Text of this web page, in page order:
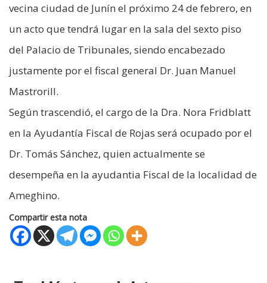
vecina ciudad de Junín el próximo 24 de febrero, en
un acto que tendrá lugar en la sala del sexto piso
del Palacio de Tribunales, siendo encabezado
justamente por el fiscal general Dr. Juan Manuel
Mastrorill.
Según trascendió, el cargo de la Dra. Nora Fridblatt
en la Ayudantía Fiscal de Rojas será ocupado por el
Dr. Tomás Sánchez, quien actualmente se
desempeña en la ayudantia Fiscal de la localidad de
Ameghino.
Compartir esta nota